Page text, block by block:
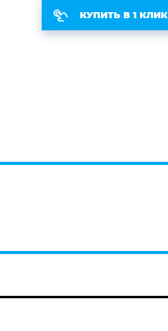
КУПИТЬ В 1 КЛИК